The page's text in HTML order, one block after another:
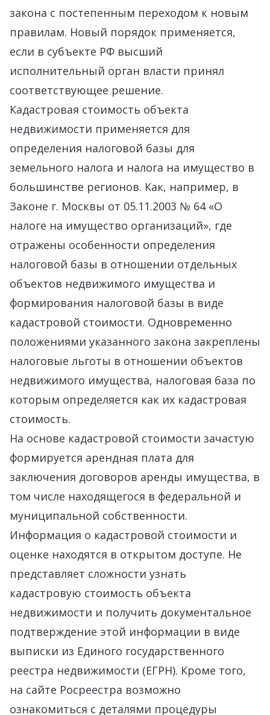
закона с постепенным переходом к новым
правилам. Новый порядок применяется,
если в субъекте РФ высший
исполнительный орган власти принял
соответствующее решение.
Кадастровая стоимость объекта
недвижимости применяется для
определения налоговой базы для
земельного налога и налога на имущество в
большинстве регионов. Как, например, в
Законе г. Москвы от 05.11.2003 № 64 «О
налоге на имущество организаций», где
отражены особенности определения
налоговой базы в отношении отдельных
объектов недвижимого имущества и
формирования налоговой базы в виде
кадастровой стоимости. Одновременно
положениями указанного закона закреплены
налоговые льготы в отношении объектов
недвижимого имущества, налоговая база по
которым определяется как их кадастровая
стоимость.
На основе кадастровой стоимости зачастую
формируется арендная плата для
заключения договоров аренды имущества, в
том числе находящегося в федеральной и
муниципальной собственности.
Информация о кадастровой стоимости и
оценке находятся в открытом доступе. Не
представляет сложности узнать
кадастровую стоимость объекта
недвижимости и получить документальное
подтверждение этой информации в виде
выписки из Единого государственного
реестра недвижимости (ЕГРН). Кроме того,
на сайте Росреестра возможно
ознакомиться с деталями процедуры